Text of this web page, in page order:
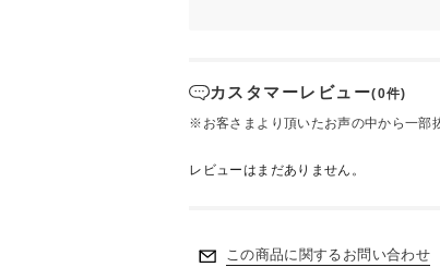
カスタマーレビュー(0件)
※お客さまより頂いたお声の中から一部
レビューはまだありません。
この商品に関するお問い合わせ